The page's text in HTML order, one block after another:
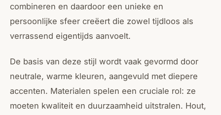
combineren en daardoor een unieke en
persoonlijke sfeer creëert die zowel tijdloos als
verrassend eigentijds aanvoelt.
De basis van deze stijl wordt vaak gevormd door
neutrale, warme kleuren, aangevuld met diepere
accenten. Materialen spelen een cruciale rol: ze
moeten kwaliteit en duurzaamheid uitstralen. Hout,